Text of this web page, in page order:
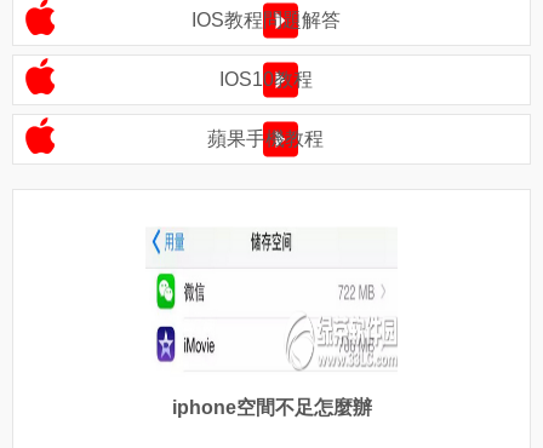
IOS教程問題解答
IOS10教程
蘋果手機教程
iphone空間不足怎麼辦